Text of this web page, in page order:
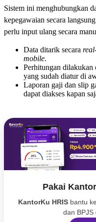
Sistem ini menghubungkan
kepegawaian secara
perlu input ulang secara
Data ditarik secara
mobile.
Perhitungan dilakukan
yang sudah diatur di
Laporan gaji dan slip
dapat diakses kapan
Pakai
KantorKu HRISbantu
dan BPJS